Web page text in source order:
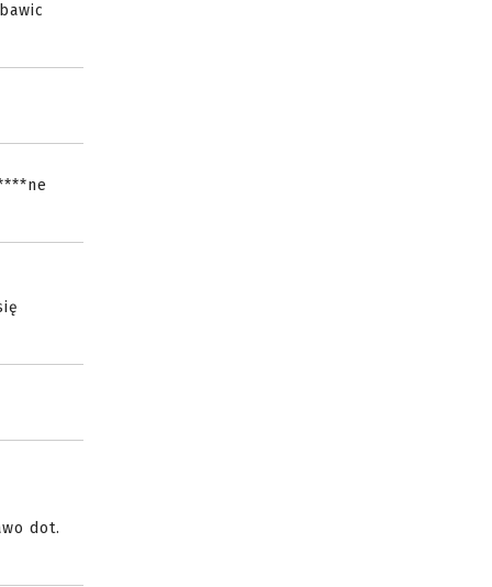
dot.